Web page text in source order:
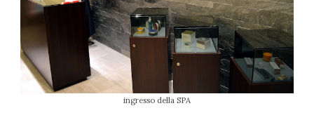
ingresso della SPA